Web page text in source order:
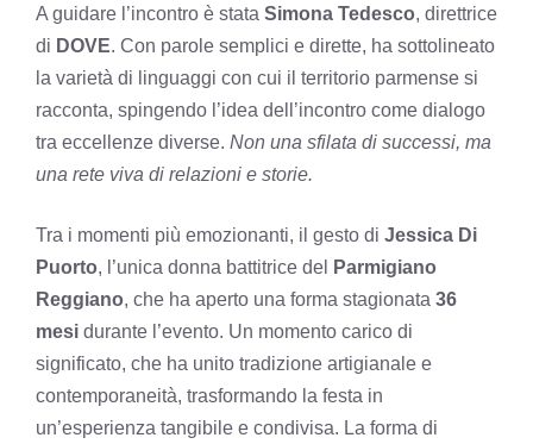
A guidare l’incontro è stata Simona Tedesco, direttrice
di DOVE. Con parole semplici e dirette, ha sottolineato
la varietà di linguaggi con cui il territorio parmense si
racconta, spingendo l’idea dell’incontro come dialogo
tra eccellenze diverse. Non una sfilata di successi, ma
una rete viva di relazioni e storie.
Tra i momenti più emozionanti, il gesto di Jessica Di
Puorto, l’unica donna battitrice del
Parmigiano
Reggiano, che ha aperto una forma stagionata 36
mesi durante l’evento. Un momento carico di
significato, che ha unito tradizione artigianale e
contemporaneità, trasformando la festa in
un’esperienza tangibile e condivisa. La forma di